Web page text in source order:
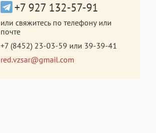
+7 927 132-57-91
или свяжитесь по телефону или
почте
+7 (8452) 23-03-59 или 39-39-41
red.vzsar@gmail.com